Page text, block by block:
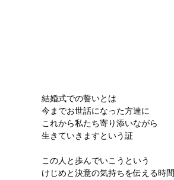
結婚式での誓いとは
今までお世話になった方達に
これから私たち寄り添いながら
生きていきますという証
この人と歩んでいこうという
けじめと決意の気持ちを伝える時間